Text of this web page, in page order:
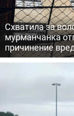
Схватила за
мурманчанка
причинение